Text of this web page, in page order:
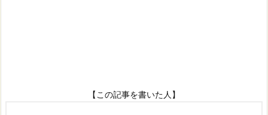
【この記事を書いた人】